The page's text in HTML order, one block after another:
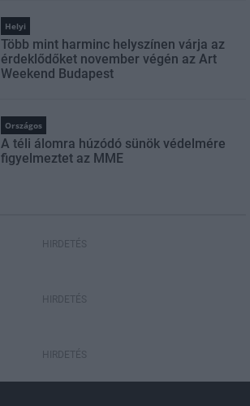
Helyi
Több mint harminc helyszínen várja az
érdeklődőket november végén az Art
Weekend Budapest
Országos
A téli álomra húzódó sünök védelmére
figyelmeztet az MME
HIRDETÉS
HIRDETÉS
HIRDETÉS